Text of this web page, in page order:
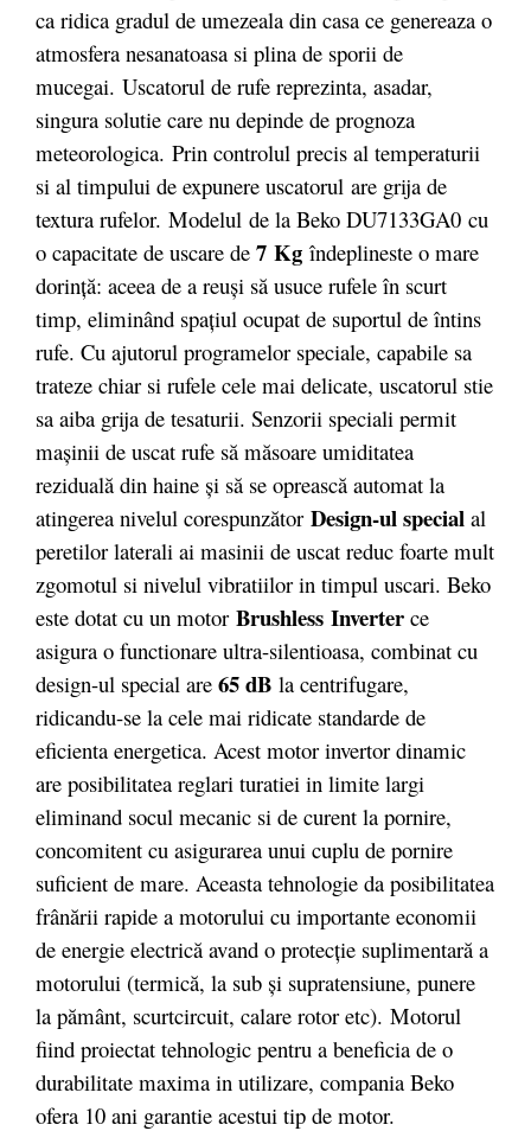
ca ridica gradul de umezeala din casa ce genereaza o
atmosfera nesanatoasa si plina de sporii de
mucegai. Uscatorul de rufe reprezinta, asadar,
singura solutie care nu depinde de prognoza
meteorologica. Prin controlul precis al temperaturii
si al timpului de expunere uscatorul are grija de
textura rufelor. Modelul de la Beko DU7133GA0 cu
o capacitate de uscare de 7 Kg îndeplineste o mare
dorinţă: aceea de a reuşi să usuce rufele în scurt
timp, eliminând spaţiul ocupat de suportul de întins
rufe. Cu ajutorul programelor speciale, capabile sa
trateze chiar si rufele cele mai delicate, uscatorul stie
sa aiba grija de tesaturii. Senzorii speciali permit
maşinii de uscat rufe să măsoare umiditatea
reziduală din haine şi să se oprească automat la
atingerea nivelul corespunzător Design-ul special al
peretilor laterali ai masinii de uscat reduc foarte mult
zgomotul si nivelul vibratiilor in timpul uscari. Beko
este dotat cu un motor Brushless Inverter ce
asigura o functionare ultra-silentioasa, combinat cu
design-ul special are 65 dB la centrifugare,
ridicandu-se la cele mai ridicate standarde de
eficienta energetica. Acest motor invertor dinamic
are posibilitatea reglari turatiei in limite largi
eliminand socul mecanic si de curent la pornire,
concomitent cu asigurarea unui cuplu de pornire
suficient de mare. Aceasta tehnologie da posibilitatea
frânării rapide a motorului cu importante economii
de energie electrică avand o protecţie suplimentară a
motorului (termică, la sub şi supratensiune, punere
la pământ, scurtcircuit, calare rotor etc). Motorul
fiind proiectat tehnologic pentru a beneficia de o
durabilitate maxima in utilizare, compania Beko
ofera 10 ani garantie acestui tip de motor.